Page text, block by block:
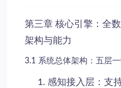
第三章 核心引擎：全
架构与能力
3.1 系统总体架构：五层一
感知接入层 ：支